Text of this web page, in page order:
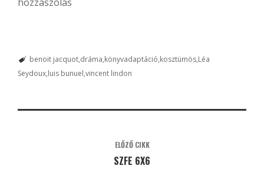
benoit jacquot dráma könyvadaptáció kosztümös Léa
Seydoux luis bunuel vincent lindon
ELŐZŐ CIKK
SZFE 6X6